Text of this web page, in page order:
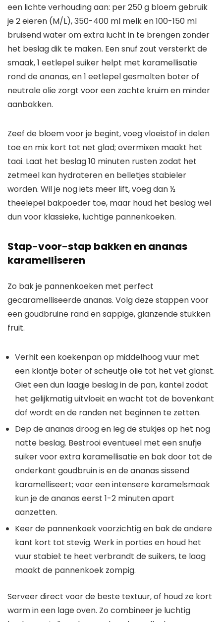
een lichte verhouding aan: per 250 g bloem gebruik
je 2 eieren (M/L), 350-400 ml melk en 100-150 ml
bruisend water om extra lucht in te brengen zonder
het beslag dik te maken. Een snuf zout versterkt de
smaak, 1 eetlepel suiker helpt met karamellisatie
rond de ananas, en 1 eetlepel gesmolten boter of
neutrale olie zorgt voor een zachte kruim en minder
aanbakken.
Zeef de bloem voor je begint, voeg vloeistof in delen
toe en mix kort tot net glad; overmixen maakt het
taai. Laat het beslag 10 minuten rusten zodat het
zetmeel kan hydrateren en belletjes stabieler
worden. Wil je nog iets meer lift, voeg dan ½
theelepel bakpoeder toe, maar houd het beslag wel
dun voor klassieke, luchtige pannenkoeken.
Stap-voor-stap bakken en ananas
karamelliseren
Zo bak je pannenkoeken met perfect
gecaramelliseerde ananas. Volg deze stappen voor
een goudbruine rand en sappige, glanzende stukken
fruit.
Verhit een koekenpan op middelhoog vuur met
een klontje boter of scheutje olie tot het vet glanst.
Giet een dun laagje beslag in de pan, kantel zodat
het gelijkmatig uitvloeit en wacht tot de bovenkant
dof wordt en de randen net beginnen te zetten.
Dep de ananas droog en leg de stukjes op het nog
natte beslag. Bestrooi eventueel met een snufje
suiker voor extra karamellisatie en bak door tot de
onderkant goudbruin is en de ananas sissend
karamelliseert; voor een intensere karamelsmaak
kun je de ananas eerst 1-2 minuten apart
aanzetten.
Keer de pannenkoek voorzichtig en bak de andere
kant kort tot stevig. Werk in porties en houd het
vuur stabiel: te heet verbrandt de suikers, te laag
maakt de pannenkoek zompig.
Serveer direct voor de beste textuur, of houd ze kort
warm in een lage oven. Zo combineer je luchtig